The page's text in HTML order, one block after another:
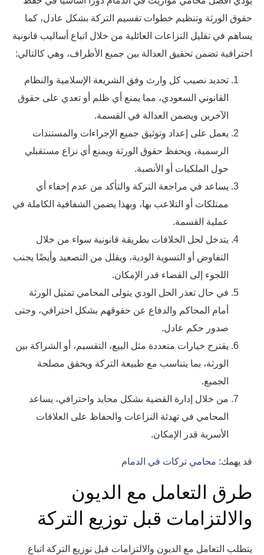
حقوق الورثة وتنظيم خطوات تقسيم التركة بشكل عادل، كما
يساهم في تقليل النزاعات العائلية من خلال اتباع أساليب قانونية
احترافية تضمن تحقيق العدالة بين جميع الأطراف، وهي كالتالي:
تحديد نصيب كل وارث وفق الشريعة الإسلامية والنظام
القانوني السعودي، مما يمنع أي ظلم أو تعدي على حقوق
الآخرين ويضمن العدالة في القسمة.
يعمل على إعداد وتوثيق جميع الإجراءات والمستندات
الرسمية، ويحفظ حقوق الورثة ويمنع أي نزاع مستقبلي
حول الملكيات أو الأنصبة.
يساعد في مراجعة التركة والتأكد من عدم إخفاء أي
ممتلكات أو التلاعب بها، وبهذا يضمن الشفافية الكاملة في
عملية القسمة.
يتدخل لحل الخلافات بطريقة قانونية سواء من خلال
التفاوض أو التسوية الودية، ويقلل من التصعيد وأيضًا يجنب
اللجوء إلى القضاء قدر الإمكان.
في حال تعذر الحل الودي يتولى المحامي تمثيل الورثة
أمام المحاكم والدفاع عن حقوقهم بشكل احترافي، وحتى
صدور حكم عادل.
يقترح خيارات متعددة مثل البيع، التقسيم، أو الشراكة بين
الورثة، بما يتناسب مع طبيعة التركة ويحقق مصلحة
الجميع.
من خلال إدارة القضية بشكل محايد واحترافي، يساعد
المحامي في تهدئة النزاعات والحفاظ على العلاقات
الأسرية قدر الإمكان.
قد يهمك: محامي تركات في الدمام
طرق التعامل مع الديون
والالتزامات قبل توزيع التركة
يتطلب التعامل مع الديون والالتزامات قبل توزيع التركة اتباع